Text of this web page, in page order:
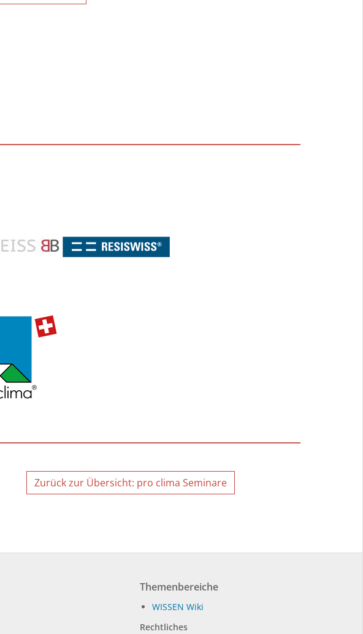
Zurück zur Übersicht: pro clima Seminare
Themenbereiche
WIS­SEN Wi­ki
Rechtliches